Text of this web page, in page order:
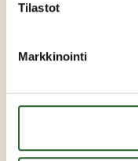
Tilastot
Markkinointi